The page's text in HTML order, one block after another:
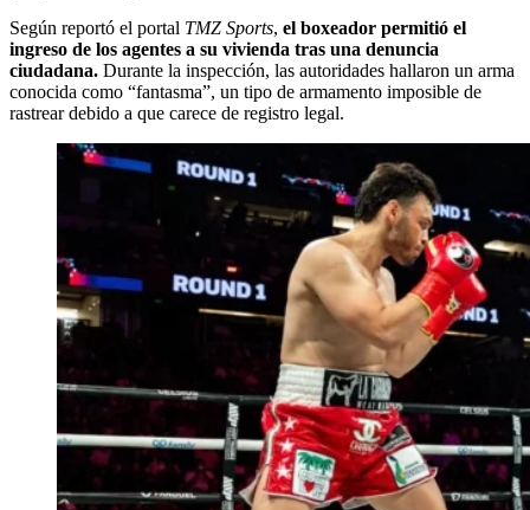
Según reportó el portal TMZ Sports, el boxeador permitió el
ingreso de los agentes a su vivienda tras una denuncia
ciudadana. Durante la inspección, las autoridades hallaron un arma
conocida como “fantasma”, un tipo de armamento imposible de
rastrear debido a que carece de registro legal.